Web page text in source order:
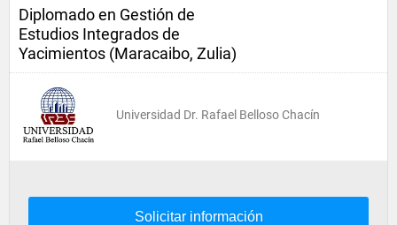
Diplomado en Gestión de
Estudios Integrados de
Yacimientos (Maracaibo, Zulia)
Universidad Dr. Rafael Belloso Chacín
Solicitar información